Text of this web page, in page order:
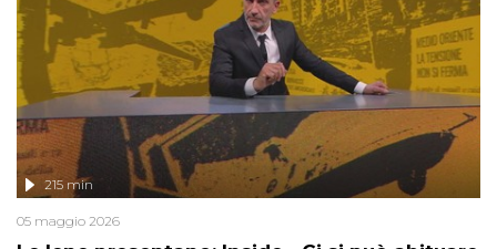
215 min
05 maggio 2026